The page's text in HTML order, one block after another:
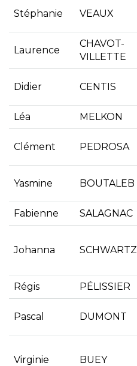
Stéphanie VEAUX
Laurence
CHAVOT-
VILLETTE
Didier CENTIS
Léa MELKON
Clément PEDROSA
Yasmine BOUTALEB
Fabienne SALAGNAC
Johanna SCHWARTZ
Régis PÉLISSIER
Pascal DUMONT
Virginie BUEY